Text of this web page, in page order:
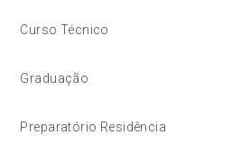
Curso Técnico
Graduação
Preparatório Residência